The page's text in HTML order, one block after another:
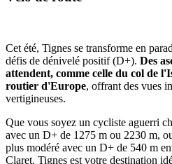
Cet été, Tignes se transforme en
défis de dénivelé positif (D+). Des
attendent, comme celle du col de
routier d'Europe, offrant des vues
vertigineuses.
Que vous soyez un cycliste aguerri
avec un D+ de 1275 m ou 2230 m,
plus modéré avec un D+ de 540 m
Claret, Tignes est votre destination